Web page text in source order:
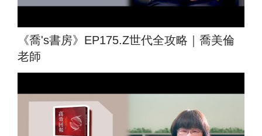
《喬's書房》EP175.Z世代全攻略｜喬美倫
老師